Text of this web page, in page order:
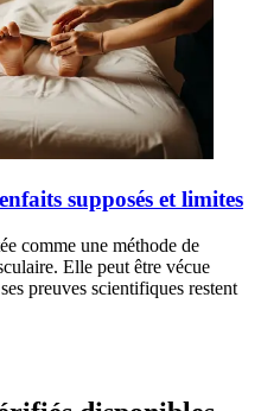
supposés et limites
comme une méthode de
Elle peut être vécue
preuves scientifiques restent